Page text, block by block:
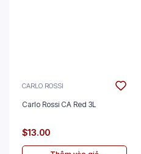
CARLO ROSSI
Carlo Rossi CA Red 3L
$13.00